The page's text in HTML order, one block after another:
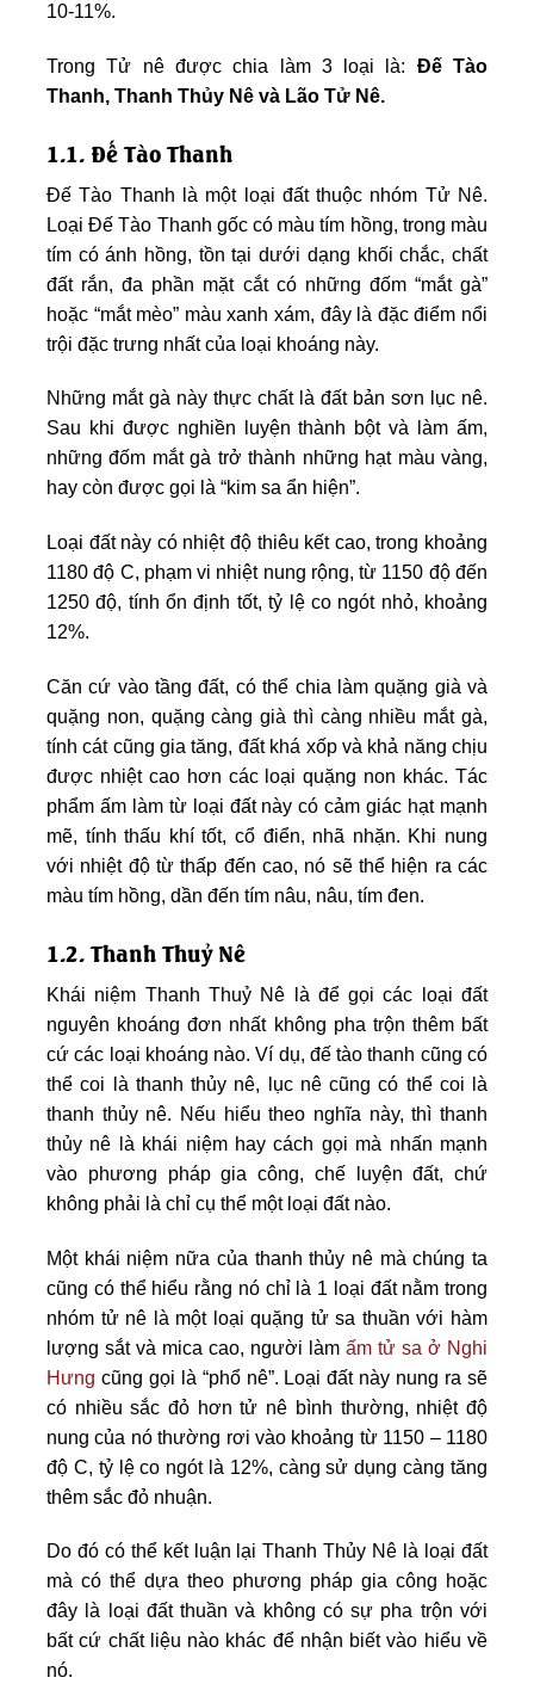
10-11%.
Trong Tử nê được chia làm 3 loại là: Đế Tào
Thanh, Thanh Thủy Nê và Lão Tử Nê.
1.1. Đế Tào Thanh
Đế Tào Thanh là một loại đất thuộc nhóm Tử Nê.
Loại Đế Tào Thanh gốc có màu tím hồng, trong màu
tím có ánh hồng, tồn tại dưới dạng khối chắc, chất
đất rắn, đa phần mặt cắt có những đốm “mắt gà”
hoặc “mắt mèo” màu xanh xám, đây là đặc điểm nổi
trội đặc trưng nhất của loại khoáng này.
Những mắt gà này thực chất là đất bản sơn lục nê.
Sau khi được nghiền luyện thành bột và làm ấm,
những đốm mắt gà trở thành những hạt màu vàng,
hay còn được gọi là “kim sa ẩn hiện”.
Loại đất này có nhiệt độ thiêu kết cao, trong khoảng
1180 độ C, phạm vi nhiệt nung rộng, từ 1150 độ đến
1250 độ, tính ổn định tốt, tỷ lệ co ngót nhỏ, khoảng
12%.
Căn cứ vào tầng đất, có thể chia làm quặng già và
quặng non, quặng càng già thì càng nhiều mắt gà,
tính cát cũng gia tăng, đất khá xốp và khả năng chịu
được nhiệt cao hơn các loại quặng non khác. Tác
phẩm ấm làm từ loại đất này có cảm giác hạt mạnh
mẽ, tính thấu khí tốt, cổ điển, nhã nhặn. Khi nung
với nhiệt độ từ thấp đến cao, nó sẽ thể hiện ra các
màu tím hồng, dần đến tím nâu, nâu, tím đen.
1.2. Thanh Thuỷ Nê
Khái niệm Thanh Thuỷ Nê là để gọi các loại đất
nguyên khoáng đơn nhất không pha trộn thêm bất
cứ các loại khoáng nào. Ví dụ, đế tào thanh cũng có
thể coi là thanh thủy nê, lục nê cũng có thể coi là
thanh thủy nê. Nếu hiểu theo nghĩa này, thì thanh
thủy nê là khái niệm hay cách gọi mà nhấn mạnh
vào phương pháp gia công, chế luyện đất, chứ
không phải là chỉ cụ thể một loại đất nào.
Một khái niệm nữa của thanh thủy nê mà chúng ta
cũng có thể hiểu rằng nó chỉ là 1 loại đất nằm trong
nhóm tử nê là một loại quặng tử sa thuần với hàm
lượng sắt và mica cao, người làm ấm tử sa ở Nghi
Hưng cũng gọi là “phổ nê”. Loại đất này nung ra sẽ
có nhiều sắc đỏ hơn tử nê bình thường, nhiệt độ
nung của nó thường rơi vào khoảng từ 1150 – 1180
độ C, tỷ lệ co ngót là 12%, càng sử dụng càng tăng
thêm sắc đỏ nhuận.
Do đó có thể kết luận lại Thanh Thủy Nê là loại đất
mà có thể dựa theo phương pháp gia công hoặc
đây là loại đất thuần và không có sự pha trộn với
bất cứ chất liệu nào khác để nhận biết vào hiểu về
nó.